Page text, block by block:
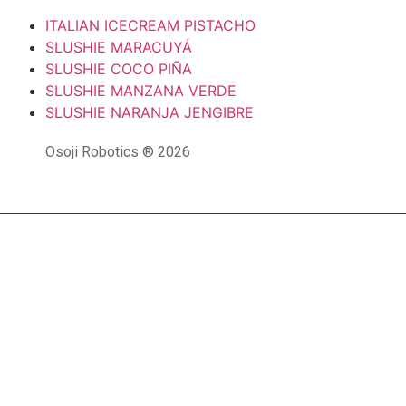
ITALIAN ICECREAM PISTACHO
SLUSHIE MARACUYÁ
SLUSHIE COCO PIÑA
SLUSHIE MANZANA VERDE
SLUSHIE NARANJA JENGIBRE
Osoji Robotics ® 2026